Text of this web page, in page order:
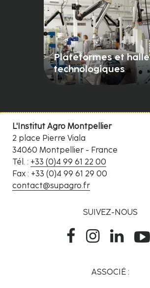
Plateformes et
technologiques
L'Institut Agro Montpellier
2 place Pierre Viala
34060 Montpellier - France
Tél. : +33 (0)4 99 61 22 00
Fax : +33 (0)4 99 61 29 00
contact@supagro.fr
SUIVEZ-NOUS
ASSOCIÉ :